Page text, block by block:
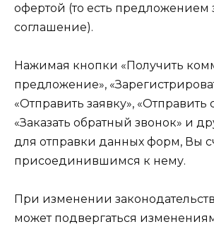
офертой (то есть предложением
соглашение).
Нажимая кнопки «Получить
предложение»,
«Отправить заявку»,
«Заказать обратный звонок» и
для отправки данных форм, Вы
присоединившимся к нему.
При изменении
может подвергаться